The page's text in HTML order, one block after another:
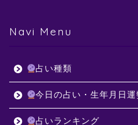
Navi Menu
占い種類
今日の占い・生年月日運
占いランキング